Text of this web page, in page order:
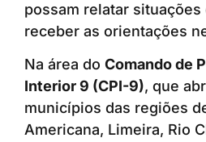
possam relatar
receber as orientações
Na área do Comando de
Interior 9 (CPI-9), que
municípios das regiões
Americana, Limeira, Rio